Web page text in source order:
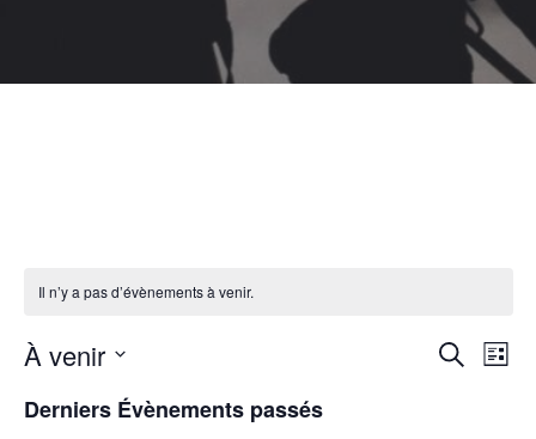
Il n’y a pas d’évènements à venir.
LISTE
À venir
une
Derniers Évènements passés